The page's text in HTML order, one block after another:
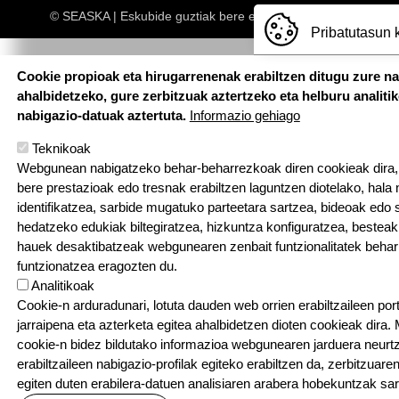
© SEASKA | Eskubide guztiak bere esku
Pribatutasun
Cookie propioak eta hirugarrenenak erabiltzen ditugu zure
ahalbidetzeko, gure zerbitzuak aztertzeko eta helburu
nabigazio-datuak aztertuta. Informazio gehiago
Teknikoak
Webgunean nabigatzeko behar-beharrezkoak diren cookieak
bere prestazioak edo tresnak erabiltzen laguntzen diotelako, hala
identifikatzea, sarbide mugatuko parteetara sartzea, bideoak edo
hedatzeko edukiak biltegiratzea, hizkuntza konfiguratzea,
hauek desaktibatzeak webgunearen zenbait funtzionalitatek
funtzionatzea eragozten du.
Analitikoak
Cookie-n arduradunari, lotuta dauden web orrien erabiltzaileen
jarraipena eta azterketa egitea ahalbidetzen dioten cookieak dira.
cookie-n bidez bildutako informazioa webgunearen jarduera
erabiltzaileen nabigazio-profilak egiteko erabiltzen da,
egiten duten erabilera-datuen analisiaren arabera hobekuntzak